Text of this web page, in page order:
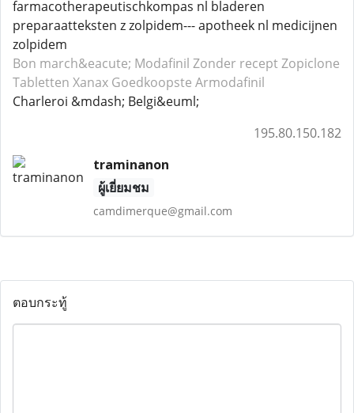
farmacotherapeutischkompas nl bladeren
preparaatteksten z zolpidem--- apotheek nl medicijnen
zolpidem
Bon march&eacute; Modafinil Zonder recept Zopiclone
Tabletten Xanax Goedkoopste Armodafinil
Charleroi &mdash; Belgi&euml;
195.80.150.182
traminanon
ผู้เยี่ยมชม
camdimerque@gmail.com
ตอบกระทู้